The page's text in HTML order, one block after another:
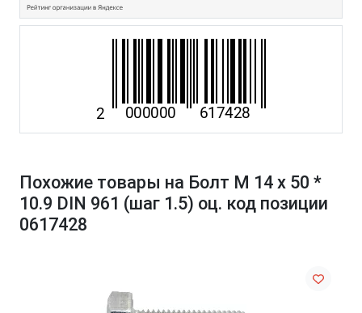
Похожие товары на Болт М 14 х 50 *
10.9 DIN 961 (шаг 1.5) оц. код позиции
0617428